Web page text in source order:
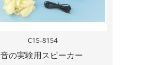
C15-8154
音の実験用スピーカー